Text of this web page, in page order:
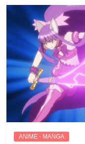
ANIME - MANGA